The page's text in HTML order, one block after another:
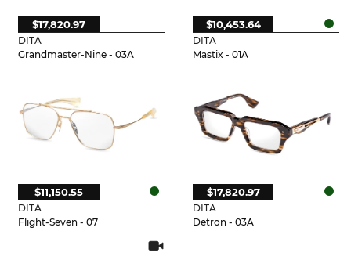
DITA
Grandmaster-Nine - 03A
$17,820.97
DITA
Mastix - 01A
$10,453.64
DITA
Flight-Seven - 07
$11,150.55
DITA
Detron - 03A
$17,820.97